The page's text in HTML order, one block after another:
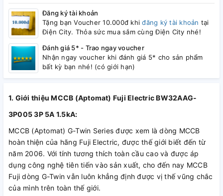
Đăng ký tài khoản
Tặng bạn Voucher 10.000đ khiđăng ký tài khoản tại
Điện City. Thỏa sức mua sắm cùng Điện City nhé!
Đánh giá 5* - Trao ngay voucher
Nhận ngay voucher khi đánh giá 5* cho sản phẩm
bất kỳ bạn nhé! (có giới hạn)
1. Giới thiệu MCCB (Aptomat) Fuji Electric BW32AAG-
3P005 3P 5A 1.5kA:
MCCB (Aptomat) G-Twin Series được xem là dòng MCCB
hoàn thiện của hãng Fuji Electric, được thế giới biết đến từ
năm 2006. Với tính tương thích toàn cầu cao và được áp
dụng công nghệ tiên tiến vào sản xuất, cho đến nay MCCB
Fuji dòng G-Twin vẫn luôn khẳng định được vị thế vũng chắc
của mình trên toàn thế giới.